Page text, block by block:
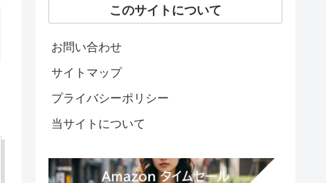
このサイトについて
お問い合わせ
サイトマップ
プライバシーポリシー
当サイトについて